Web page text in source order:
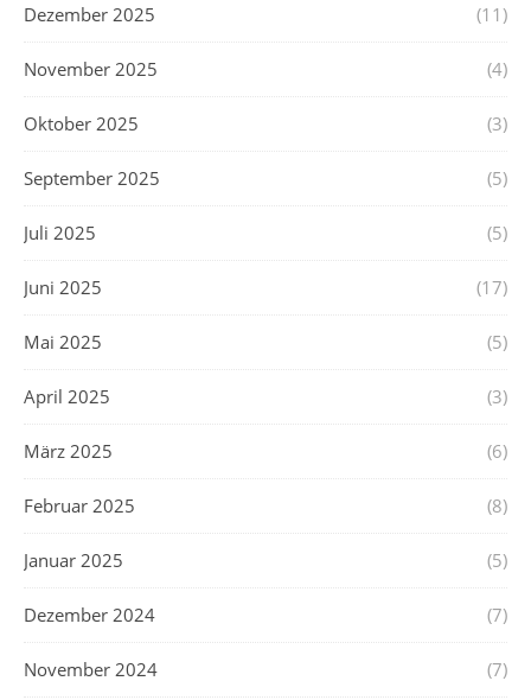
Dezember 2025 (11)
November 2025 (4)
Oktober 2025 (3)
September 2025 (5)
Juli 2025 (5)
Juni 2025 (17)
Mai 2025 (5)
April 2025 (3)
März 2025 (6)
Februar 2025 (8)
Januar 2025 (5)
Dezember 2024 (7)
November 2024 (7)